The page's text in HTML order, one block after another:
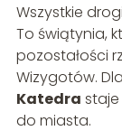
Wszystkie
To świątynia,
pozostałości
Wizygotów.
Katedra
do miasta.